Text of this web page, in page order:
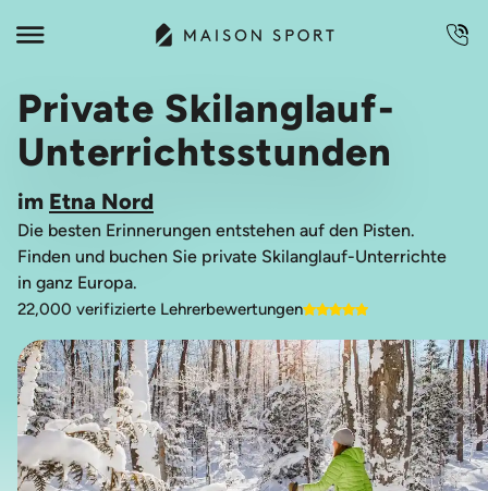
Private Skilanglauf-
Unterrichtsstunden
im Etna Nord
Die besten Erinnerungen entstehen auf den Pisten.
Finden und buchen Sie private Skilanglauf-Unterrichte
in ganz Europa.
22,000 verifizierte Lehrerbewertungen